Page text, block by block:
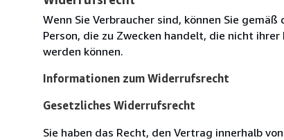
Wenn Sie Verbraucher sind, können Sie
Person, die zu Zwecken handelt, die nicht
werden können.
Informationen zum Widerrufsrecht
Gesetzliches Widerrufsrecht
Sie haben das Recht, den Vertrag innerhalb